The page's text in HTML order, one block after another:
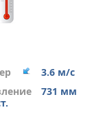
3.6 м/с
731 мм